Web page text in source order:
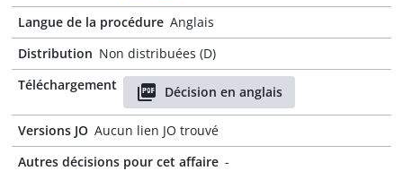
Langue de la procédure Anglais
Distribution Non distribuées (D)
Téléchargement
Décision en anglais
Versions JO Aucun lien JO trouvé
Autres décisions pour cet affaire -